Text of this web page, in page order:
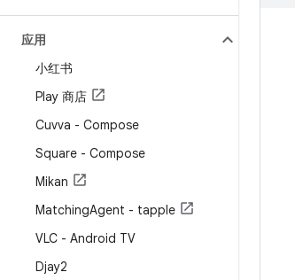
应用
小红书
Play 商店
Cuvva - Compose
Square - Compose
Mikan
MatchingAgent - tapple
VLC - Android TV
Djay2